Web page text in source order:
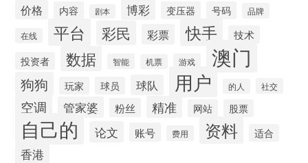
价格 内容 剧本 博彩 变压器 号码 品牌
在线 平台 彩民 彩票 快手 技术
投资者 数据 智能 机票 游戏 澳门
狗狗 玩家 球员 球队 用户 的人 社交
空调 管家婆 粉丝 精准 网站 股票
自己的 论文 账号 费用 资料 适合
香港